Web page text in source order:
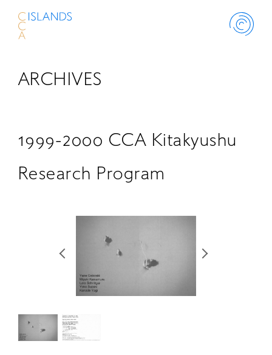
ABOUT
SCHOLARSHIP
RETRACE
出演者
ARCHIVES
1999-2000 CCA Kitakyushu
Research Program